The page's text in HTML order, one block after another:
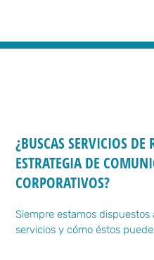
¿BUSCAS SERVICIOS DE
ESTRATEGIA DE
CORPORATIVOS?
Siempre estamos
servicios y cómo éstos